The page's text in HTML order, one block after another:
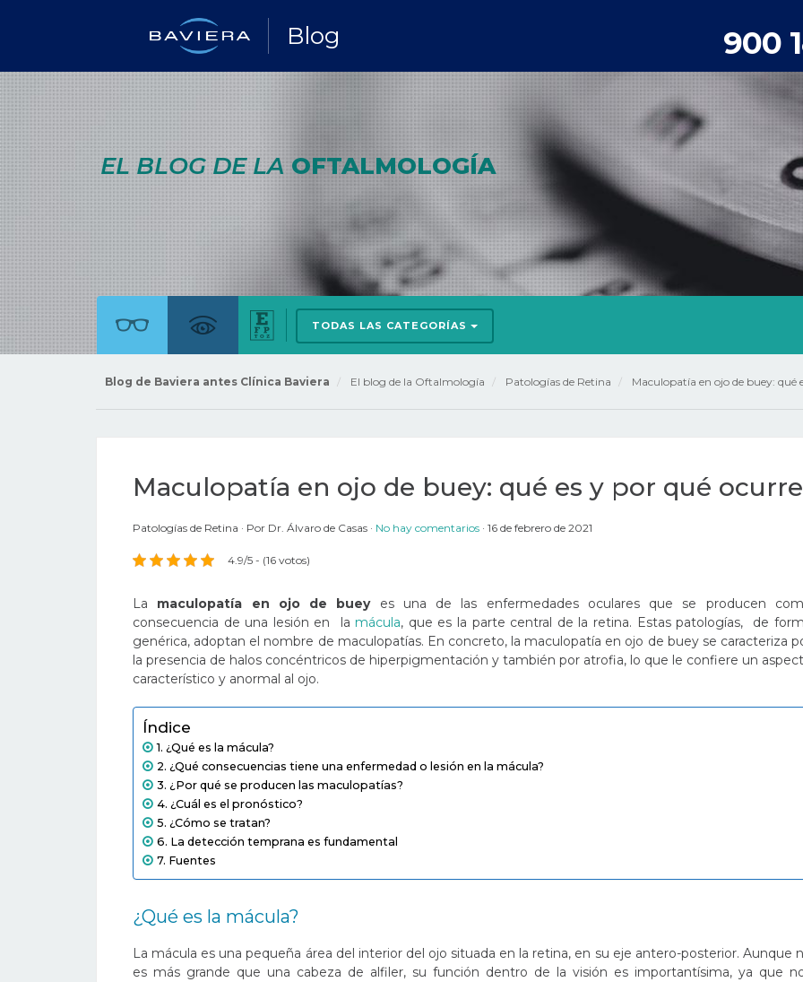
Blog 900
EL BLOG DE LA OFTALMOLOGÍA
TODAS LAS CATEGORÍAS
Blog de Baviera antes Clínica Baviera El blog de la Oftalmología Patologías de Retina Maculopatía en ojo de buey: qué
Maculopatía en ojo de buey: qué es y por qué ocurre
Patologías de Retina Por Dr. Álvaro de Casas No hay comentarios 16 de febrero de 2021
4.9/5 - (16 votos)
La maculopatía en ojo de bueyes una de las enfermedades oculares que se producen
consecuencia de una lesión en la mácula, que es la parte central de la retina. Estas patologías, de
genérica, adoptan el nombre de maculopatías. En concreto, la maculopatía en ojo de buey se caracteriza
la presencia de halos concéntricos de hiperpigmentación y también por atrofia, lo que le confiere un
característico y anormal al ojo.
Índice
¿Qué es la mácula?
¿Qué consecuencias tiene una enfermedad o lesión en la mácula?
¿Por qué se producen las maculopatías?
¿Cuál es el pronóstico?
¿Cómo se tratan?
La detección temprana es fundamental
Fuentes
¿Qué es la mácula?
La mácula es una pequeña área del interior del ojo situada en la retina, en su eje antero-posterior. Aunque
es más grande que una cabeza de alfiler, su función dentro de la visión es importantísima, ya que